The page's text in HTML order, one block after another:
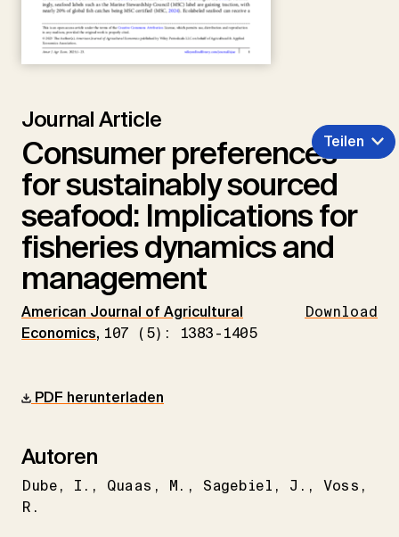
Journal Article
Consumer preferences
for sustainably sourced
seafood: Implications for
fisheries dynamics and
management
American Journal of Agricultural
Economics, 107 (5): 1383-1405
Download
Teilen
PDF herunterladen
Autoren
Dube I. Quaas M. Sagebiel J.
Voss
R.